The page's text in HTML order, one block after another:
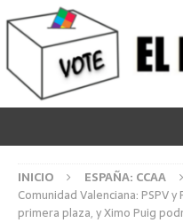
INICIO ESPAÑA: CCAA
Comunidad Valenciana: PSPV
primera plaza, y Ximo Puig